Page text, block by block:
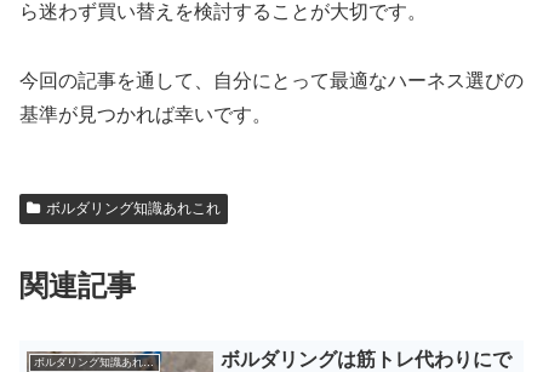
ら迷わず買い替えを検討することが大切です。
今回の記事を通して、自分にとって最適なハーネス選びの
基準が見つかれば幸いです。
ボルダリング知識あれこれ
関連記事
ボルダリング知識あれこれ
ボルダリングは筋トレ代わりにで